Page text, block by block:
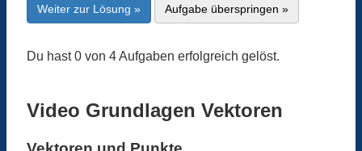
Weiter zur Lösung » Aufgabe überspringen »
Du hast 0 von 4 Aufgaben erfolgreich gelöst.
Video Grundlagen Vektoren